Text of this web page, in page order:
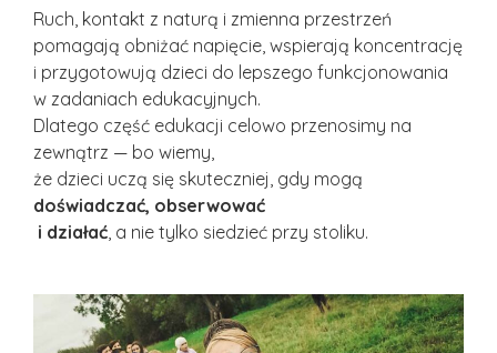
Ruch, kontakt z naturą i zmienna przestrzeń
pomagają obniżać napięcie, wspierają koncentrację
i przygotowują dzieci do lepszego funkcjonowania
w zadaniach edukacyjnych.
Dlatego część edukacji celowo przenosimy na
zewnątrz — bo wiemy,
że dzieci uczą się skuteczniej, gdy mogą
doświadczać, obserwować
i działać, a nie tylko siedzieć przy stoliku.